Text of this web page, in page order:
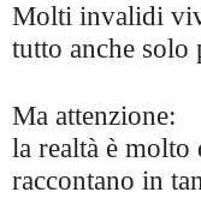
Molti invalidi
tutto anche solo
Ma attenzione:
la realtà è molto
raccontano in